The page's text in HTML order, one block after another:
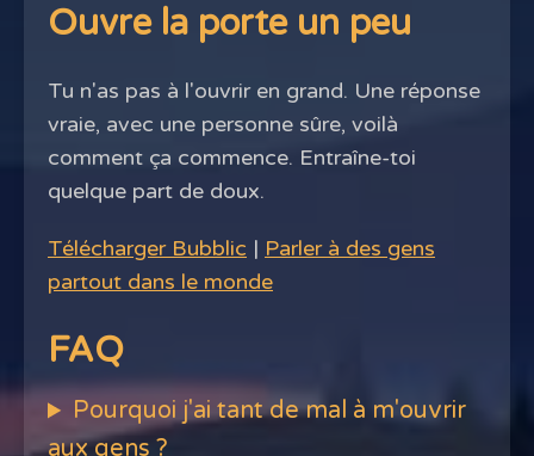
Ouvre la porte un peu
Tu n'as pas à l'ouvrir en grand. Une réponse
vraie, avec une personne sûre, voilà
comment ça commence. Entraîne-toi
quelque part de doux.
Télécharger Bubblic | Parler à des gens
partout dans le monde
FAQ
Pourquoi j'ai tant de mal à m'ouvrir
aux gens ?